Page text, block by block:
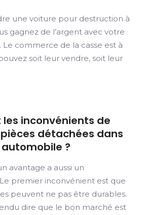
une voiture pour destruction à
gagnez de l’argent avec votre
commerce de la casse est à
soit leur vendre, soit leur
les inconvénients de
détachées dans
?
avantage a aussi un
premier inconvénient est que
peuvent ne pas être durables.
dire que le bon marché est